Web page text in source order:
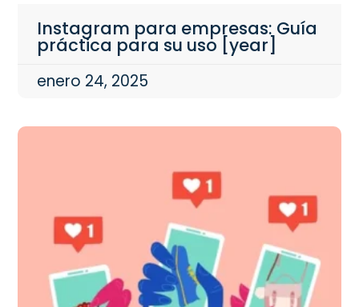
Instagram para empresas: Guía
práctica para su uso [year]
enero 24, 2025